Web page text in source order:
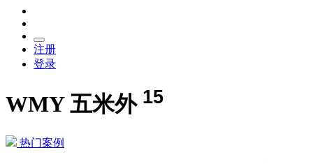
注册
登录
WMY 五米外 15
热门案例